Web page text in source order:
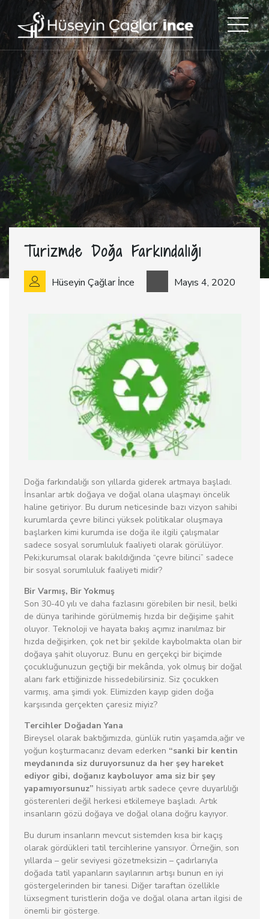
Turizmde Doğa Farkındalığı
Hüseyin Çağlar İnce Mayıs 4, 2020
Doğa farkındalığı son yıllarda giderek artmaya başladı.
İnsanlar artık doğaya ve doğal olana ulaşmayı öncelik
haline getiriyor. Bu durum neticesinde bazı vizyon sahibi
kurumlarda çevre bilinci yüksek politikalar oluşmaya
başlarken kimi kurumda ise doğa ile ilgili çalışmalar
sadece sosyal sorumluluk faaliyeti olarak görülüyor.
Peki;kurumsal olarak bakıldığında “çevre bilinci” sadece
bir sosyal sorumluluk faaliyeti midir?
Bir Varmış, Bir Yokmuş
Son 30-40 yılı ve daha fazlasını görebilen bir nesil, belki
de dünya tarihinde görülmemiş hızda bir değişime şahit
oluyor. Teknoloji ve hayata bakış açımız inanılmaz bir
hızda değişirken, çok net bir şekilde kaybolmakta olan bir
doğaya şahit oluyoruz. Bunu en gerçekçi bir biçimde
çocukluğunuzun geçtiği bir mekânda, yok olmuş bir doğal
alanı fark ettiğinizde hissedebilirsiniz. Siz çocukken
varmış, ama şimdi yok. Elimizden kayıp giden doğa
karşısında gerçekten çaresiz miyiz?
Tercihler Doğadan Yana
Bireysel olarak baktığımızda, günlük rutin yaşamda,ağır ve
yoğun koşturmacanız devam ederken “sanki bir kentin
meydanında siz duruyorsunuz da her şey hareket
ediyor gibi, doğanız kayboluyor ama siz bir şey
yapamıyorsunuz” hissiyatı artık sadece çevre duyarlılığı
gösterenleri değil herkesi etkilemeye başladı. Artık
insanların gözü doğaya ve doğal olana doğru kayıyor.
Bu durum insanların mevcut sistemden kısa bir kaçış
olarak gördükleri tatil tercihlerine yansıyor. Örneğin, son
yıllarda – gelir seviyesi gözetmeksizin – çadırlarıyla
doğada tatil yapanların sayılarının artışı bunun en iyi
göstergelerinden bir tanesi. Diğer taraftan özellikle
lüxsegment turistlerin doğa ve doğal olana artan ilgisi de
önemli bir gösterge.